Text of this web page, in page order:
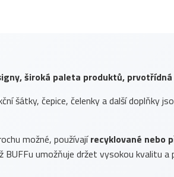
široká paleta produktů,
šátky, čepice, čelenky a další doplňky
možné, používajírecyklované nebo
BUFFu umožňuje držet vysokou kvalitu